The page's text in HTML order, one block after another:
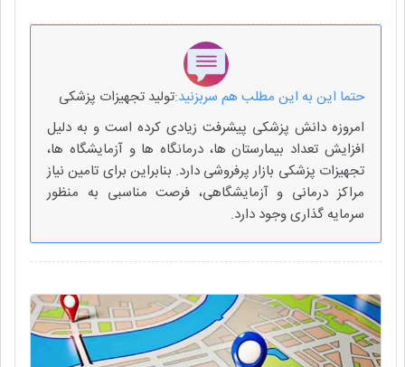
حتما این به این مطلب هم سربزنید:تولید تجهیزات پزشکی
امروزه دانش پزشکی پیشرفت زیادی کرده است و به دلیل
افزایش تعداد بیمارستان ها، درمانگاه ها و آزمایشگاه ها،
تجهیزات پزشکی بازار پرفروشی دارد. بنابر‌این برای تامین نیاز
مراکز درمانی و آزمایشگاهی، فرصت مناسبی به منظور
سرمایه‌ گذاری وجود دارد.